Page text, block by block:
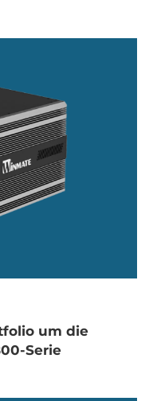
um die
Serie